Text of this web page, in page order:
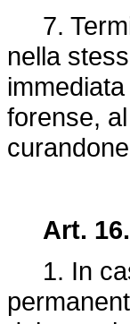
7.
nella
forense,
Art. 16.
1. In